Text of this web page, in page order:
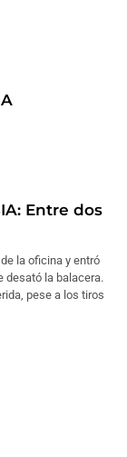
Entre dos
la oficina y entró
desató la balacera.
pese a los tiros